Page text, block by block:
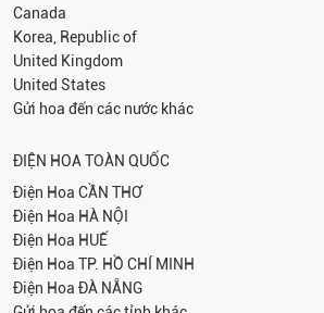
Canada
Korea, Republic of
United Kingdom
United States
Gửi hoa đến các nước khác
ĐIỆN HOA TOÀN QUỐC
Điện Hoa CẦN THƠ
Điện Hoa HÀ NỘI
Điện Hoa HUẾ
Điện Hoa TP. HỒ CHÍ MINH
Điện Hoa ĐÀ NẴNG